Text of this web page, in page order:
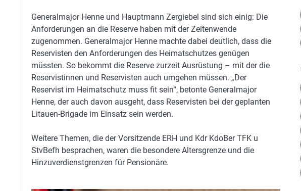
Generalmajor Henne und Hauptmann Zergiebel sind sich einig: Die
Anforderungen an die Reserve haben mit der Zeitenwende
zugenommen. Generalmajor Henne machte dabei deutlich, dass die
Reservisten den Anforderungen des Heimatschutzes genügen
müssten. So bekommt die Reserve zurzeit Ausrüstung – mit der die
Reservistinnen und Reservisten auch umgehen müssen. „Der
Reservist im Heimatschutz muss fit sein“, betonte Generalmajor
Henne, der auch davon ausgeht, dass Reservisten bei der geplanten
Litauen-Brigade im Einsatz sein werden.
Weitere Themen, die der Vorsitzende ERH und Kdr KdoBer TFK u
StvBefh besprachen, waren die besondere Altersgrenze und die
Hinzuverdienstgrenzen für Pensionäre.